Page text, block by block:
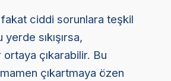
fakat ciddi sorunlara teşkil
sıkışırsa,
çıkarabilir. Bu
çıkartmaya özen